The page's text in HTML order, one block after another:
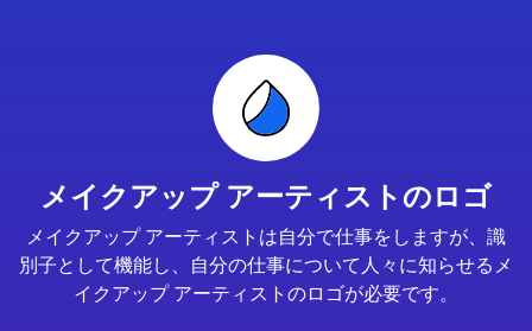
メイクアップ アーティストのロゴ
メイクアップ アーティストは自分で仕事をしますが、識
別子として機能し、自分の仕事について人々に知らせるメ
イクアップ アーティストのロゴが必要です。